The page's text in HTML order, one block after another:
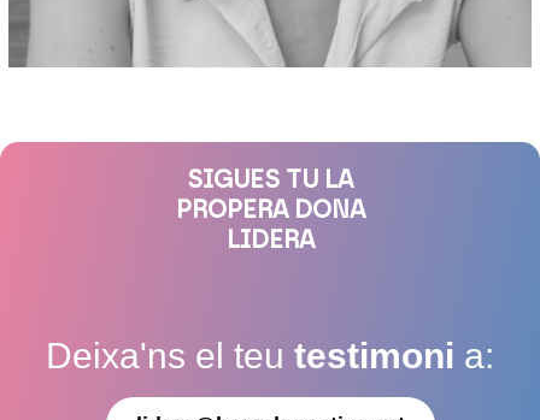
SIGUES TU LA
PROPERA DONA
LIDERA
Deixa'ns el teu testimoni a: